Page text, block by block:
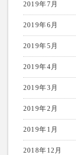
2019年7月
2019年6月
2019年5月
2019年4月
2019年3月
2019年2月
2019年1月
2018年12月